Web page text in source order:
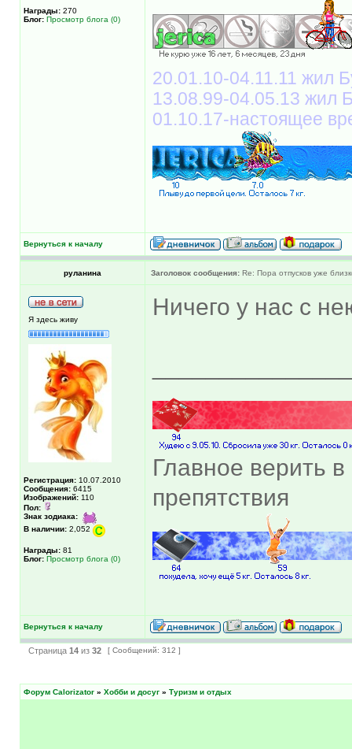
Награды: 270
Блог: Просмотр блога (0)
20.01.10-04.11.11 жил
13.08.99-04.05.13 жил
01.10.17-настоящее
Вернуться к началу
руланина Заголовок сообщения: Re: Пора отпусков уже
Я здесь живу
Регистрация: 10.07.2010
Сообщения: 6415
Изображений: 110
Пол:
Знак зодиака:
В наличии: 2,052
Награды: 81
Блог: Просмотр блога (0)
Ничего у нас с
Главное верить
препятствия
Вернуться к началу
Страница 14 из 32 [ Сообщений: 312 ]
Форум Calorizator » Хобби и досуг » Туризм и отдых